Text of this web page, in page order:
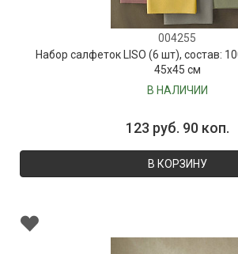
004255
Набор салфеток LISO (6 шт), состав:
45х45 см
В НАЛИЧИИ
123 руб. 90 коп.
В КОРЗИНУ